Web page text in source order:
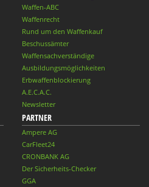
Waffen-ABC
Waffenrecht
Rund um den Waffenkauf
Beschussämter
Waffensachverständige
Ausbildungsmöglichkeiten
Erbwaffenblockierung
A.E.C.A.C.
Newsletter
PARTNER
Ampere AG
CarFleet24
CRONBANK AG
Der Sicherheits-Checker
GGA